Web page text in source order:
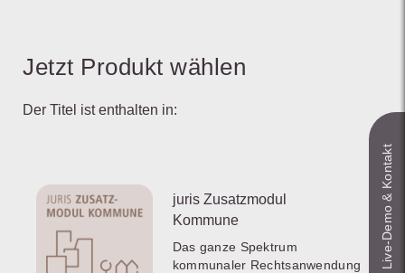
Jetzt Produkt wählen
Der Titel ist enthalten in:
juris Zusatzmodul
Kommune
Das ganze Spektrum
kommunaler Rechtsanwendung
Live‑Demo & Kontakt